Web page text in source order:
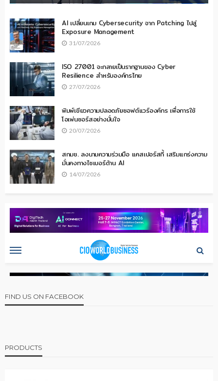
AI เปลี่ยนเกม Cybersecurity จาก Patching ไปสู่
Exposure Management
31/07/2026
ISO 27001 จะกลายเป็นรากฐานของ Cyber
Resilience สำหรับองค์กรไทย
27/07/2026
พิมพ์เขียวความปลอดภัยซอฟต์แวร์องค์กร เพื่อการใช้
โอเพ่นซอร์สอย่างมั่นใจ
20/07/2026
สกมช. ลงนามความร่วมมือ แคสเปอร์สกี้ เสริมแกร่งความ
มั่นคงทางไซเบอร์ด้าน AI
14/07/2026
FIND US ON FACEBOOK
PRODUCTS